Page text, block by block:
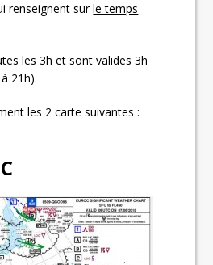
renseignent surle temps
les 3h et sont valides 3h
21h).
les 2 carte suivantes :